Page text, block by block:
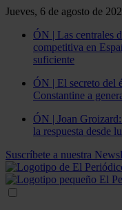
Jueves, 6 de agosto de
ÓN | Las centrales
competitiva en
suficiente
ÓN | El secreto del
Constantine a
ÓN | Joan
la respuesta desde
Suscríbete a nuestra